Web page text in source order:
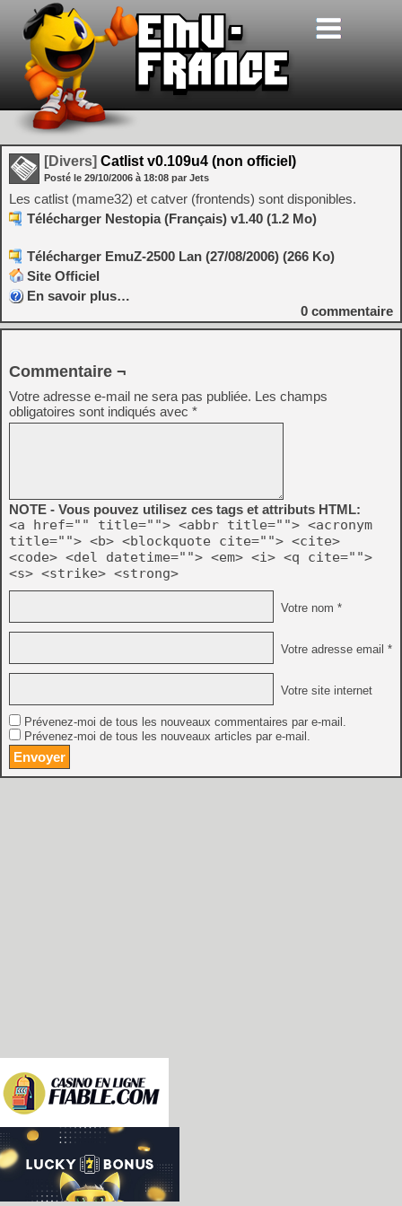
[Divers] Catlist v0.109u4 (non officiel)
Posté le 29/10/2006 à 18:08 par Jets
Les catlist (mame32) et catver (frontends) sont disponibles.
Télécharger Nestopia (Français) v1.40 (1.2 Mo)
Télécharger EmuZ-2500 Lan (27/08/2006) (266 Ko)
Site Officiel
En savoir plus…
0 commentaire
Commentaire ¬
Votre adresse e-mail ne sera pas publiée. Les champs
obligatoires sont indiqués avec *
NOTE - Vous pouvez utilisez ces tags et attributs HTML:
<a href="" title=""> <abbr title=""> <acronym
title=""> <b> <blockquote cite=""> <cite>
<code> <del datetime=""> <em> <i> <q cite="">
<s> <strike> <strong>
Votre nom *
Votre adresse email *
Votre site internet
Prévenez-moi de tous les nouveaux commentaires par e-mail.
Prévenez-moi de tous les nouveaux articles par e-mail.